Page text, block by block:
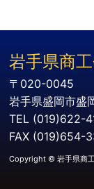
岩手県商
〒020-0045
岩手県盛岡市盛
TEL (019)622-
FAX (019)654-
Copyright © 岩手県商